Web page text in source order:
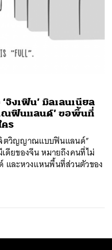
จิงเฟิน’ มิลเลนเนียล
ณฟินแลนด์’ ขอพื้นที่
ร
จิตวิญญาณแบบฟินแลนด์”
ดียของจีน หมายถึงคนที่ไม่
และหวงแหนพื้นที่ส่วนตัวของ